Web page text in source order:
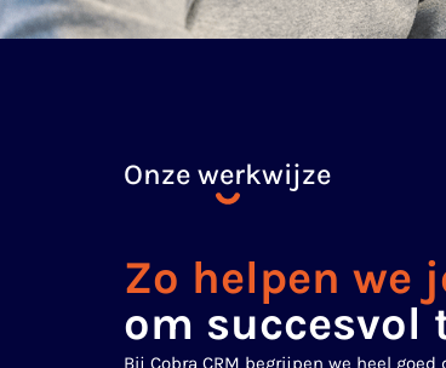
Onze werkwijze
Zo helpen we
om succesvol
Bij Cobra CRM begrijpen we heel